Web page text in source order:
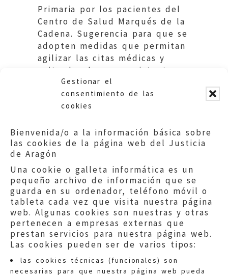
Gestionar el
consentimiento de las
cookies
Bienvenida/o a la información básica sobre
las cookies de la página web del Justicia
de Aragón
Una cookie o galleta informática es un
pequeño archivo de información que se
guarda en su ordenador, teléfono móvil o
tableta cada vez que visita nuestra página
web. Algunas cookies son nuestras y otras
pertenecen a empresas externas que
prestan servicios para nuestra página web.
Las cookies pueden ser de varios tipos:
las cookies técnicas (funcionales) son
necesarias para que nuestra página web pueda
Primaria por los pacientes del
Centro de Salud Marqués de la
Cadena. Sugerencia para que se
adopten medidas que permitan
agilizar las citas médicas y
evitar las demoras existentes
en este nivel asistencial.